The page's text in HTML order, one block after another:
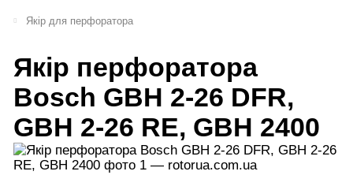
Якір для перфоратора
Якір перфоратора
Bosch GBH 2-26 DFR,
GBH 2-26 RE, GBH 2400